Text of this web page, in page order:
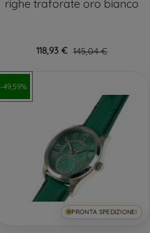
righe traforate oro bianco
118,93 € 145,04 €
-49,59%
PRONTA SPEDIZIONE!